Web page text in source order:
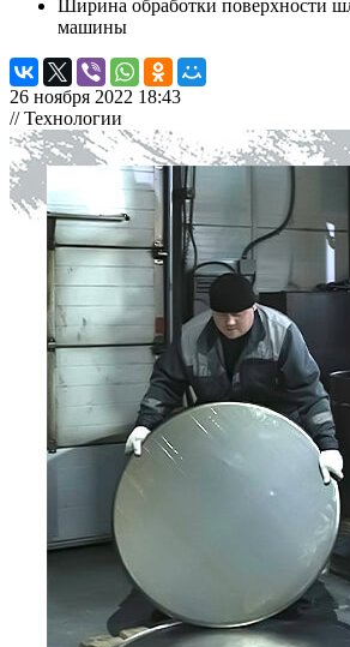
Ширина обработки поверхности
машины
26 ноября 2022 18:43
// Технологии